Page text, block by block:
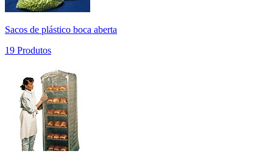
Sacos de plástico boca aberta
19 Produtos